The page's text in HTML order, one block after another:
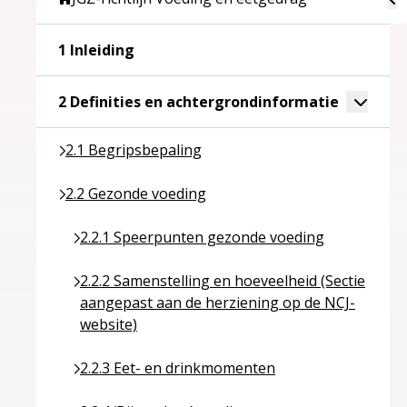
1 Inleiding
2 Definities en achtergrondinformatie Ga
Toggle
2.1 Begripsbepaling
Ga naar pagina over 2.1 Begripsbepaling
2.2 Gezonde voeding
Ga naar pagina over 2.2 Gezonde voeding
2.2.1 Speerpunten gezonde voeding
Ga naar pagina over 2.2.1 Speerpunten gezonde
2.2.2 Samenstelling en hoeveelheid (Sectie
aangepast aan de herziening op de NCJ-
website)
Ga naar pagina over 2.2.2 Samenstelling en
2.2.3 Eet- en drinkmomenten
Ga naar pagina over 2.2.3 Eet- en drinkmomenten